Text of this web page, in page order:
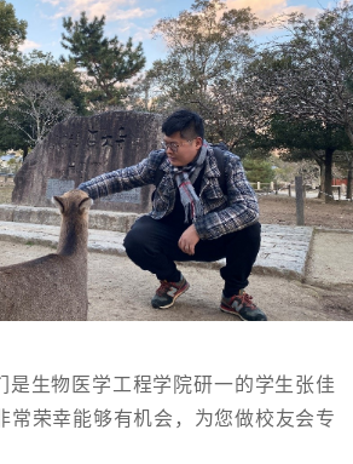
是生物医学工程学院研一的学生张佳
常荣幸能够有机会，为您做校友会专